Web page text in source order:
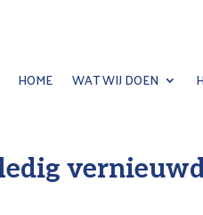
HOME WAT WIJ DOEN